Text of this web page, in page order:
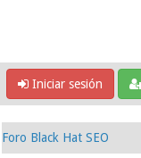
Iniciar sesión
Foro Black Hat SEO